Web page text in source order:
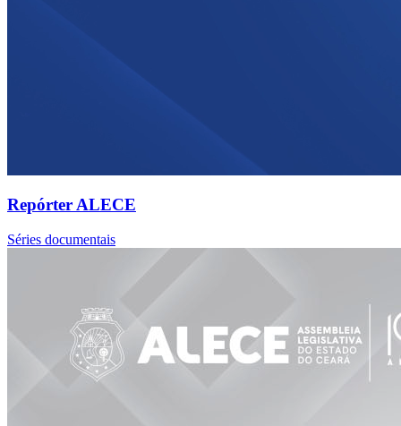
Repórter ALECE
Séries documentais